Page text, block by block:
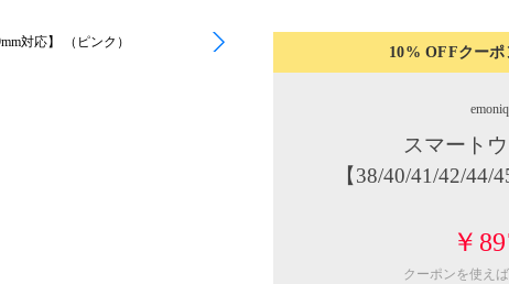
10% OFFクーポ
スマート
【38/40/41/42/44/
￥
クーポンを使え